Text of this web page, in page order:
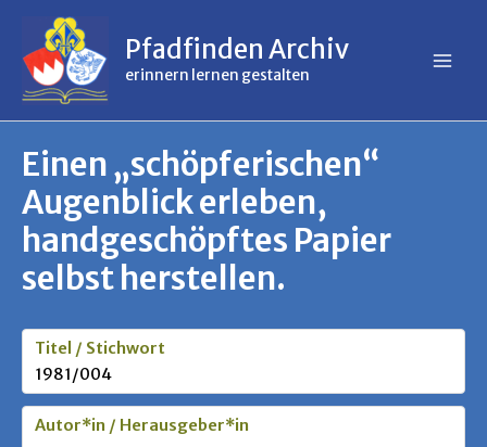
springen
springen
Pfadfinden Archiv
erinnern lernen gestalten
Einen „schöpferischen“
Augenblick erleben,
handgeschöpftes Papier
selbst herstellen.
Titel / Stichwort
1981/004
Autor*in / Herausgeber*in